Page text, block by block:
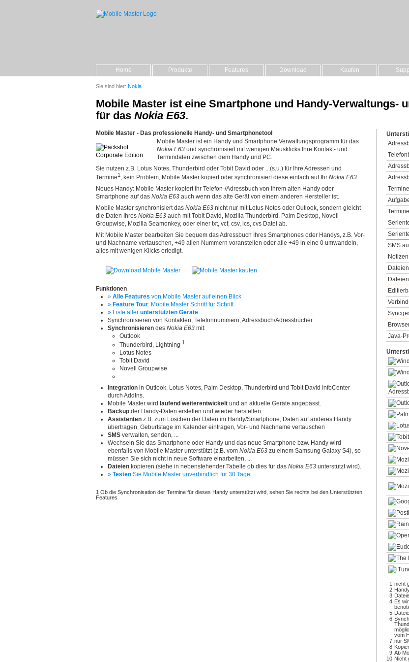
Home Produkte Features Download Kaufen
Mobile Master ist eine Smartphone und Handy-Verwaltungs-
für das Nokia E63.
Mobile Master - Das professionelle Handy- und Smartphonetool
Mobile Master ist ein Handy und Smartphone Verwaltungsprogramm für das
Nokia E63 und synchronisiert mit wenigen Mausklicks Ihre Kontakt- und
Termindaten zwischen dem Handy und PC.
Sie nutzen z.B. Lotus Notes, Thunderbird oder Tobit David oder ...(s.u.) für Ihre Adressen und
Termine1 , kein Problem, Mobile Master kopiert oder synchronisiert diese einfach auf Ihr Nokia E63.
Neues Handy: Mobile Master kopiert ihr Telefon-/Adressbuch von Ihrem alten Handy oder
Smartphone auf das Nokia E63 auch wenn das alte Gerät von einem anderen Hersteller ist.
Mobile Master synchronisiert das Nokia E63 nicht nur mit Lotus Notes oder Outlook, sondern gleicht
die Daten Ihres Nokia E63 auch mit Tobit David, Mozilla Thunderbird, Palm Desktop, Novell
Groupwise, Mozilla Seamonkey, oder einer txt, vcf, csv, ics, cvs Datei ab.
Mit Mobile Master bearbeiten Sie bequem das Adressbuch Ihres Smartphones oder Handys, z.B. Vor-
und Nachname vertauschen, +49 allen Nummern voranstellen oder alle +49 in eine 0 umwandeln,
alles mit wenigen Klicks erledigt.
Funktionen
» Alle Features von Mobile Master auf einen Blick
» Feature Tour: Mobile Master Schritt für Schritt
» Liste aller unterstützten Geräte
Synchronisieren von Kontakten, Telefonnummern, Adressbuch/Adressbücher
Synchronisieren des Nokia E63 mit:
Outlook
Thunderbird, Lightning 1
Lotus Notes
Tobit David
Novell Groupwise
Integration in Outlook, Lotus Notes, Palm Desktop, Thunderbird und Tobit David InfoCenter
durch AddIns.
Mobile Master wird laufend weiterentwickelt und an aktuelle Geräte angepasst.
Backup der Handy-Daten erstellen und wieder herstellen
Assistenten z.B. zum Löschen der Daten im Handy/Smartphone, Daten auf anderes Handy
übertragen, Geburtstage im Kalender eintragen, Vor- und Nachname vertauschen
SMS verwalten, senden, ...
Wechseln Sie das Smartphone oder Handy und das neue Smartphone bzw. Handy wird
ebenfalls von Mobile Master unterstützt (z.B. vom Nokia E63 zu einem Samsung Galaxy S4), so
müssen Sie sich nicht in neue Software einarbeiten, ...
Dateien kopieren (siehe in nebenstehender Tabelle ob dies für das Nokia E63 unterstützt wird).
» Testen Sie Mobile Master unverbindlich für 30 Tage.
1 Ob die Synchronisation der Termine für dieses Handy unterstützt wird, sehen Sie rechts bei den Unterstützten
Features
Termine
SMS
Notizen
Java-
1 nicht
2
3
4 Es
5
6
vom
7 nur
8
9 Ab
10 Nicht
Sie sind hier: Nokia